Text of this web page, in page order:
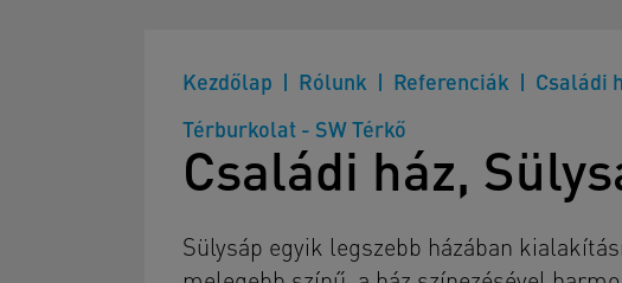
Kezdőlap Rólunk Referenciák
Családi
Térburkolat - SW Térkő
Családi ház,
Sülysáp egyik legszebb házában